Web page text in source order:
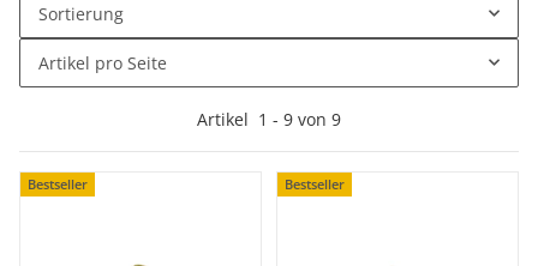
Sortierung
Artikel pro Seite
Artikel 1 - 9 von 9
Bestseller Bestseller